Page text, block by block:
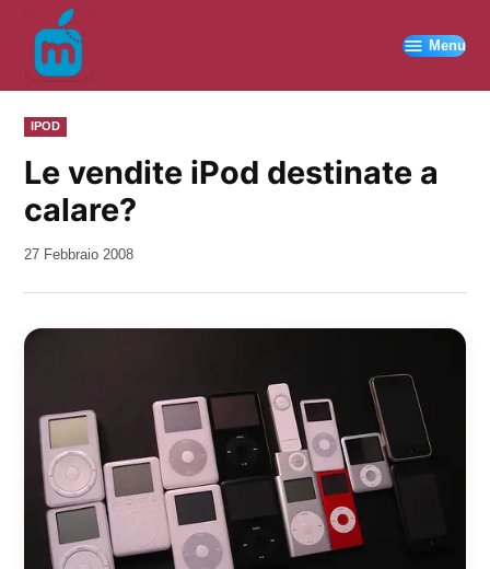
contenuto
Menu
PUBBLICATO
IN
IPOD
Le vendite iPod destinate a
calare?
da
27 Febbraio 2008